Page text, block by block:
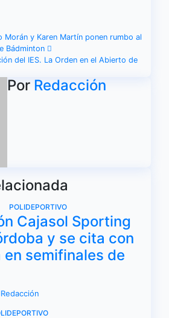
Morán y Karen Martín ponen rumbo al
Bádminton
del IES. La Orden en el Abierto de
Por Redacción
POLIDEPORTIVO
Cajasol Sporting
y se cita con
en semifinales de
Redacción